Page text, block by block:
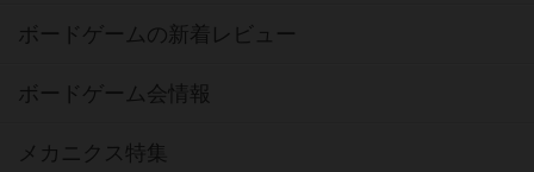
ボードゲームの新着レビュー
ボードゲーム会情報
メカニクス特集